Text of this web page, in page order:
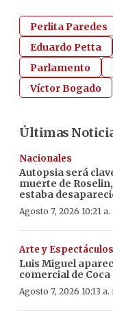
Perlita Paredes
Eduardo Petta
Parlamento
Víctor Bogado
Últimas
Nacionales
Autopsia será
muerte de
estaba
Agosto 7, 2026 10:21 a.
Arte y Espectáculos
Luis Miguel
comercial de Coca
Agosto 7, 2026 10:13 a.